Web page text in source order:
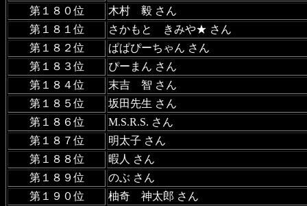
第１８０位
木村 毅 さん
第１８１位
さかもと きみや★ さん
第１８２位
ぱぱぴーちゃん さん
第１８３位
ぴーまん さん
第１８４位
末吉 智 さん
第１８５位
坂田先生 さん
第１８６位
M.S.R.S. さん
第１８７位
明太子 さん
第１８８位
暇人 さん
第１８９位
のぶ さん
第１９０位
柚奇 神太郎 さん